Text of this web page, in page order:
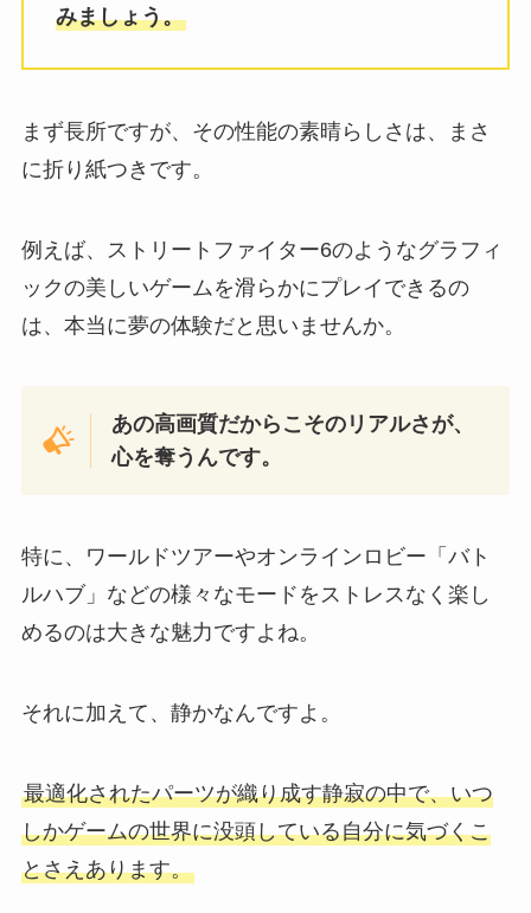
みましょう。
まず長所ですが、その性能の素晴らしさは、まさ
に折り紙つきです。
例えば、ストリートファイター6のようなグラフィ
ックの美しいゲームを滑らかにプレイできるの
は、本当に夢の体験だと思いませんか。
あの高画質だからこそのリアルさが、
心を奪うんです。
特に、ワールドツアーやオンラインロビー「バト
ルハブ」などの様々なモードをストレスなく楽し
めるのは大きな魅力ですよね。
それに加えて、静かなんですよ。
最適化されたパーツが織り成す静寂の中で、いつ
しかゲームの世界に没頭している自分に気づくこ
とさえあります。